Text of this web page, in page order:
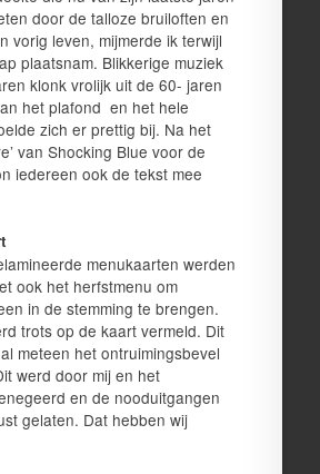
door de talloze bruiloften en
vorig leven, mijmerde ik terwijl
plaatsnam. Blikkerige muziek
klonk vrolijk uit de 60- jaren
het plafond en het hele
zich er prettig bij. Na het
van Shocking Blue voor de
iedereen ook de tekst mee
menukaarten werden
ook het herfstmenu om
in de stemming te brengen.
trots op de kaart vermeld. Dit
meteen het ontruimingsbevel
werd door mij en het
en de nooduitgangen
gelaten. Dat hebben wij